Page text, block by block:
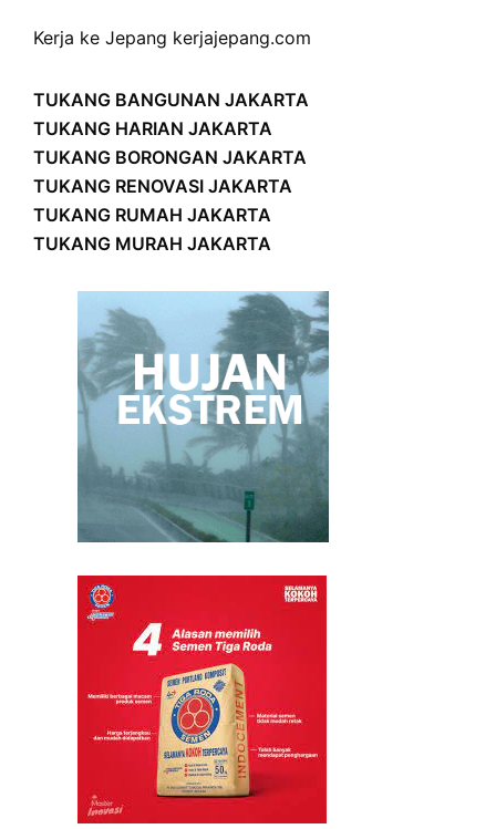
Kerja ke Jepang kerjajepang.com
TUKANG BANGUNAN JAKARTA
TUKANG HARIAN JAKARTA
TUKANG BORONGAN JAKARTA
TUKANG RENOVASI JAKARTA
TUKANG RUMAH JAKARTA
TUKANG MURAH JAKARTA